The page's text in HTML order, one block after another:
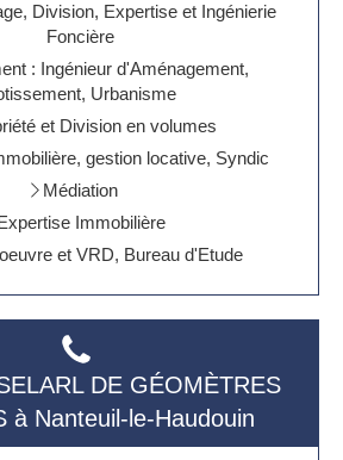
Division, Expertise et Ingénierie
Foncière
: Ingénieur d'Aménagement,
Urbanisme
et Division en volumes
gestion locative, Syndic
Médiation
Immobilière
et VRD, Bureau d'Etude
DE GÉOMÈTRES
à Nanteuil-le-Haudouin